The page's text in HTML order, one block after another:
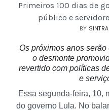
Primeiros 100 dias de
público e
BY
Os próximos anos
o desmonte
revertido com políticas
e
Essa segunda-feira, 10,
do governo Lula. No